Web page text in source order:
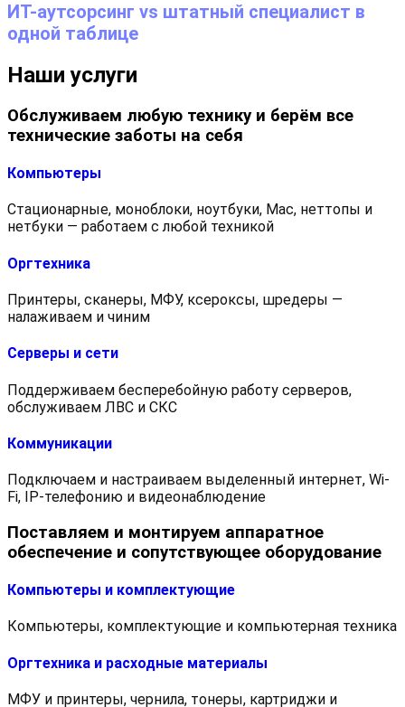
ИТ-аутсорсинг vs штатный специалист в
одной таблице
Наши услуги
Обслуживаем любую технику и берём все
технические заботы на себя
Компьютеры
Стационарные, моноблоки, ноутбуки, Mac, неттопы и
нетбуки — работаем с любой техникой
Оргтехника
Принтеры, сканеры, МФУ, ксероксы, шредеры —
налаживаем и чиним
Серверы и сети
Поддерживаем бесперебойную работу серверов,
обслуживаем ЛВС и СКС
Коммуникации
Подключаем и настраиваем выделенный интернет, Wi-
Fi, IP-телефонию и видеонаблюдение
Поставляем и монтируем аппаратное
обеспечение и сопутствующее оборудование
Компьютеры и комплектующие
Компьютеры, комплектующие и компьютерная техника
Оргтехника и расходные материалы
МФУ и принтеры, чернила, тонеры, картриджи и